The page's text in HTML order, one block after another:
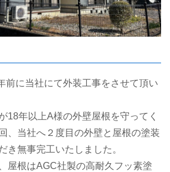
前に当社にて外装工事をさせて頂い
18年以上A様の外壁屋根を守ってく
、当社へ２度目の外壁と屋根の塗装
き無事完工いたしました。
屋根はAGC社製の高耐久フッ素塗